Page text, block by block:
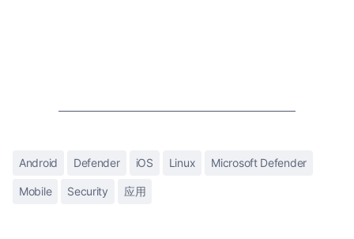
Android Defender iOS Linux Microsoft Defender
Mobile Security 应用